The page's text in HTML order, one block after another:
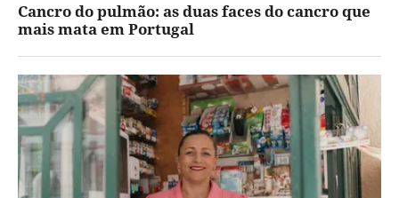
Cancro do pulmão: as duas faces do cancro que
mais mata em Portugal